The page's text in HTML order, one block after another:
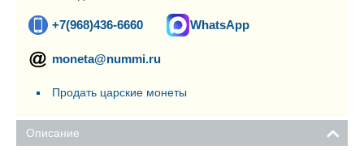
+7(968)436-6660 WhatsApp
moneta@nummi.ru
Продать царские монеты
Описание